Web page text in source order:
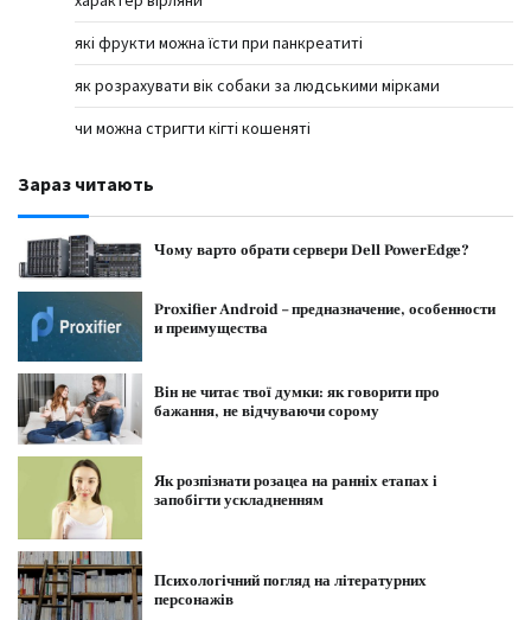
які фрукти можна їсти при панкреатиті
як розрахувати вік собаки за людськими мірками
чи можна стригти кігті кошеняті
Зараз читають
Чому варто обрати сервери Dell PowerEdge?
Proxifier Android – предназначение, особенности
и преимущества
Він не читає твої думки: як говорити про
бажання, не відчуваючи сорому
Як розпізнати розацеа на ранніх етапах і
запобігти ускладненням
Психологічний погляд на літературних
персонажів